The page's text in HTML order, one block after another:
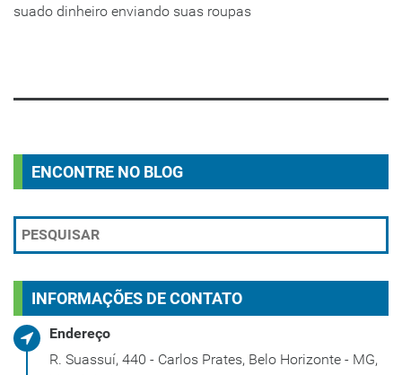
suado dinheiro enviando suas roupas
ENCONTRE NO BLOG
INFORMAÇÕES DE CONTATO
Endereço
R. Suassuí, 440 - Carlos Prates, Belo Horizonte - MG,